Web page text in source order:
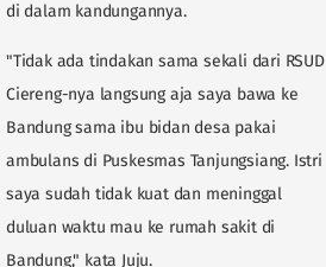
di dalam kandungannya.
"Tidak ada tindakan sama sekali dari RSUD
Ciereng-nya langsung aja saya bawa ke
Bandung sama ibu bidan desa pakai
ambulans di Puskesmas Tanjungsiang. Istri
saya sudah tidak kuat dan meninggal
duluan waktu mau ke rumah sakit di
Bandung," kata Juju.